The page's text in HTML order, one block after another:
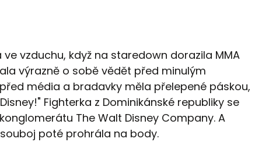
vzduchu, když na staredown dorazila MMA
výrazně o sobě vědět před minulým
média a bradavky měla přelepené páskou,
Fighterka z Dominikánské republiky se
The Walt Disney Company. A
poté prohrála na body.